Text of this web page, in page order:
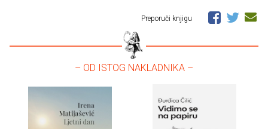
Preporuči knjigu
– OD ISTOG NAKLADNIKA –